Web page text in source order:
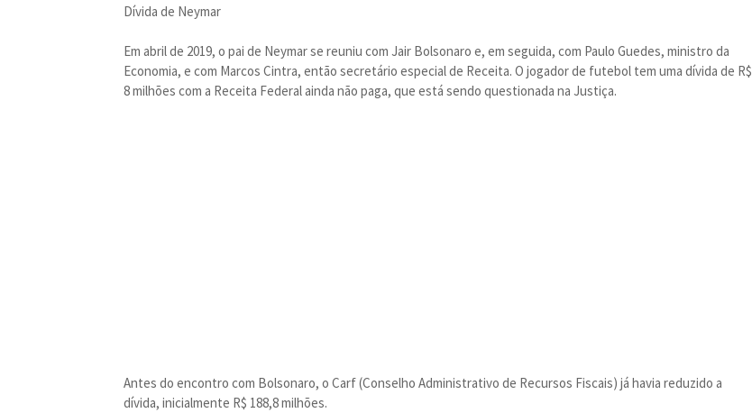
Dívida de Neymar
Em abril de 2019, o pai de Neymar se reuniu com Jair Bolsonaro e, em seguida, com Paulo Guedes, ministro da
Economia, e com Marcos Cintra, então secretário especial de Receita. O jogador de futebol tem uma dívida de R$
8 milhões com a Receita Federal ainda não paga, que está sendo questionada na Justiça.
Antes do encontro com Bolsonaro, o Carf (Conselho Administrativo de Recursos Fiscais) já havia reduzido a
dívida, inicialmente R$ 188,8 milhões.